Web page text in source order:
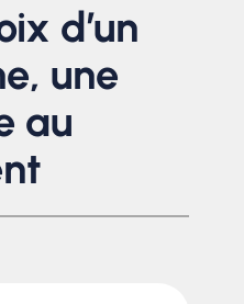
d’un
une
au